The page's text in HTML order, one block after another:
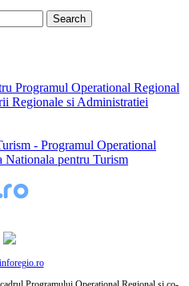
Programul Operational Regional
Regionale si Administratiei
- Programul Operational
Nationala pentru Turism